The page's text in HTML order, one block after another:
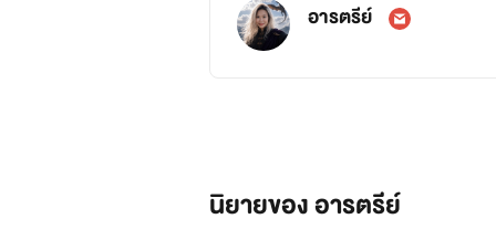
อารตรีย์
นิยายของ อารตรีย์